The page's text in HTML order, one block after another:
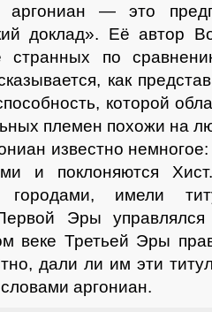
аргониан — это
доклад». Её автор
странных по
как
которой
племен похожи на
известно
и поклоняются
городами, имели
Эры управлялся
веке Третьей Эры
дали ли им эти
аргониан.